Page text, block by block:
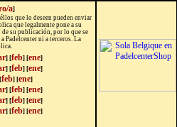
a]
que lo deseen pueden enviar
que legalmente pone a su
de su publicación, por lo que se
Padelcenter ni a terceros. La
] [feb] [ene]
] [feb] [ene]
[feb] [ene]
] [feb] [ene]
] [feb] [ene]
] [feb] [ene]